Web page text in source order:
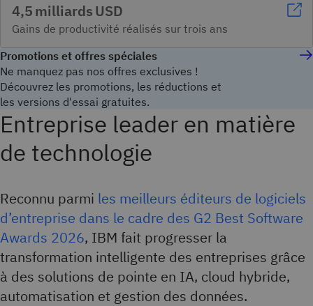
4,5 milliards USD
Gains de productivité réalisés sur trois ans
Promotions et offres spéciales
Ne manquez pas nos offres exclusives !
Découvrez les promotions, les réductions et
les versions d'essai gratuites.
Entreprise leader en matière
de technologie
Reconnu parmi les meilleurs éditeurs de logiciels
d’entreprise dans le cadre des G2 Best Software
Awards 2026, IBM fait progresser la
transformation intelligente des entreprises grâce
à des solutions de pointe en IA, cloud hybride,
automatisation et gestion des données.